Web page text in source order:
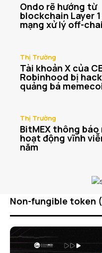
Ondo rẽ hướng từ
blockchain Layer
mạng xử lý off-
Thị Trường
Tài khoản X của
Robinhood bị
quảng bá
Thị Trường
BitMEX thông báo
hoạt động vĩnh
năm
Non-fungible token